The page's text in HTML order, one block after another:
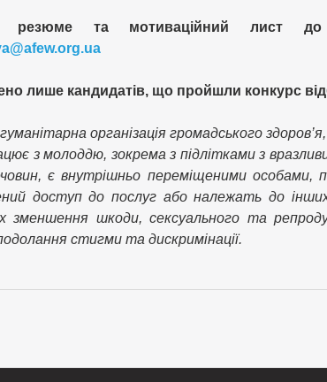
резюме та мотиваційний лист
лише кандидатів, що пройшли конкурс
організація громадського
з молоддю, зокрема з підлітками з
є внутрішньо переміщеними особами,
доступ до послуг або належать до інших
зменшення шкоди, сексуального та
стигми та дискримінації.